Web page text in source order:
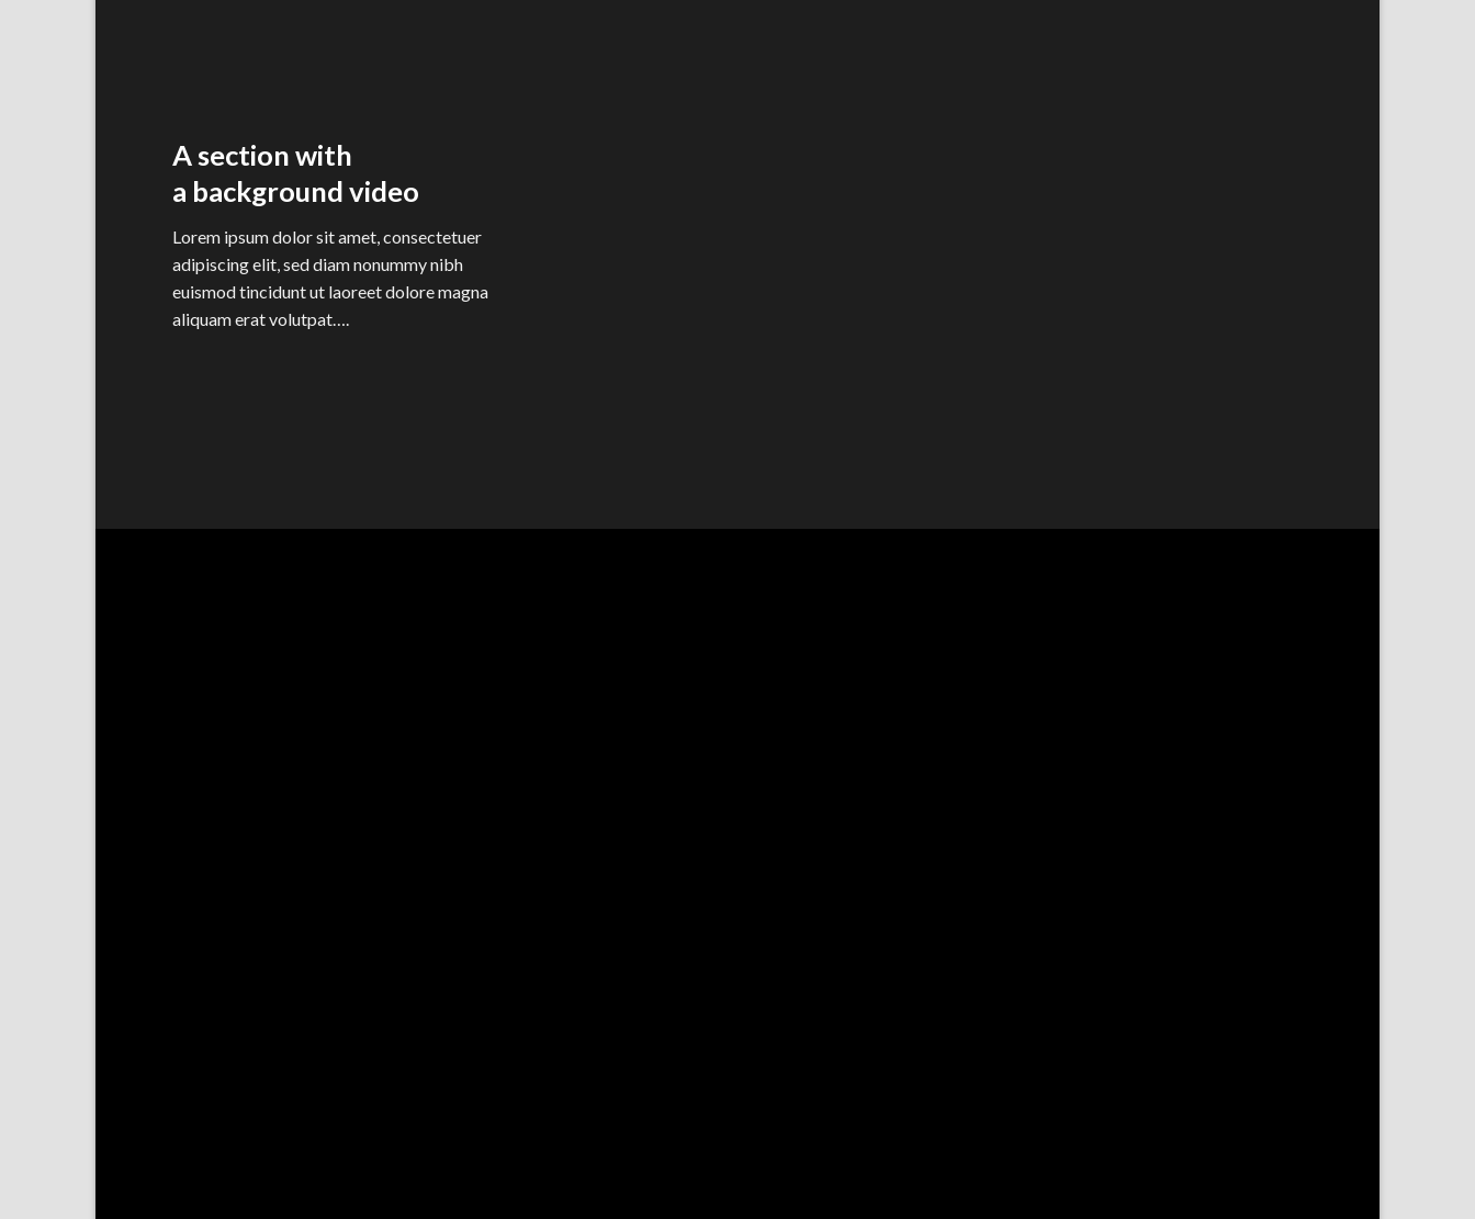
A section with
a background video
Lorem ipsum dolor sit amet, consectetuer
adipiscing elit, sed diam nonummy nibh
euismod tincidunt ut laoreet dolore magna
aliquam erat volutpat….